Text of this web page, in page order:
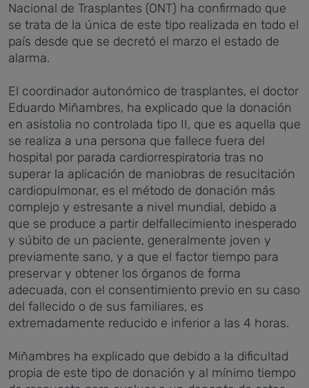
Nacional de Trasplantes (ONT) ha confirmado que
se trata de la única de este tipo realizada en todo el
país desde que se decretó el marzo el estado de
alarma.
El coordinador autonómico de trasplantes, el doctor
Eduardo Miñambres, ha explicado que la donación
en asistolia no controlada tipo II, que es aquella que
se realiza a una persona que fallece fuera del
hospital por parada cardiorrespiratoria tras no
superar la aplicación de maniobras de resucitación
cardiopulmonar, es el método de donación más
complejo y estresante a nivel mundial, debido a
que se produce a partir delfallecimiento inesperado
y súbito de un paciente, generalmente joven y
previamente sano, y a que el factor tiempo para
preservar y obtener los órganos de forma
adecuada, con el consentimiento previo en su caso
del fallecido o de sus familiares, es
extremadamente reducido e inferior a las 4 horas.
Miñambres ha explicado que debido a la dificultad
propia de este tipo de donación y al mínimo tiempo